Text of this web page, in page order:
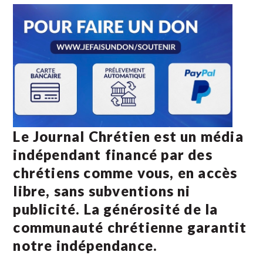
Le Journal Chrétien est un média
indépendant financé par des
chrétiens comme vous, en accès
libre, sans subventions ni
publicité. La générosité de la
communauté chrétienne garantit
notre indépendance.